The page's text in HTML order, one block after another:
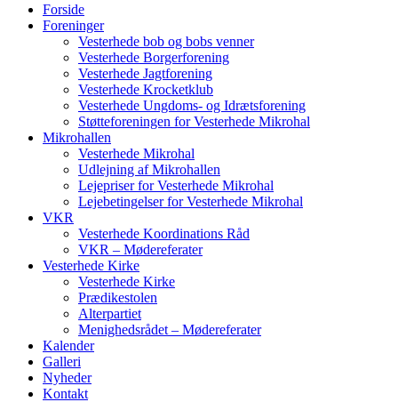
Forside
Foreninger
Vesterhede bob og bobs venner
Vesterhede Borgerforening
Vesterhede Jagtforening
Vesterhede Krocketklub
Vesterhede Ungdoms- og Idrætsforening
Støtteforeningen for Vesterhede Mikrohal
Mikrohallen
Vesterhede Mikrohal
Udlejning af Mikrohallen
Lejepriser for Vesterhede Mikrohal
Lejebetingelser for Vesterhede Mikrohal
VKR
Vesterhede Koordinations Råd
VKR – Mødereferater
Vesterhede Kirke
Vesterhede Kirke
Prædikestolen
Alterpartiet
Menighedsrådet – Mødereferater
Kalender
Galleri
Nyheder
Kontakt